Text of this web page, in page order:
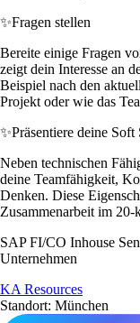
✨Fragen stellen
Bereite einige Fragen
zeigt dein Interesse an
Beispiel nach den
Projekt oder wie das
✨Präsentiere deine Soft
Neben technischen
deine Teamfähigkeit,
Denken. Diese
Zusammenarbeit im
SAP FI/CO Inhouse
Unternehmen
KA Resources
Standort: München